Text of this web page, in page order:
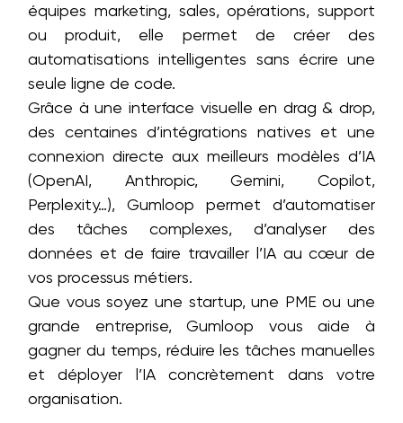
équipes marketing, sales, opérations, support
ou produit, elle permet de créer des
automatisations intelligentes sans écrire une
seule ligne de code.
Grâce à une interface visuelle en drag & drop,
des centaines d’intégrations natives et une
connexion directe aux meilleurs modèles d’IA
(OpenAI, Anthropic, Gemini, Copilot,
Perplexity…), Gumloop permet d’automatiser
des tâches complexes, d’analyser des
données et de faire travailler l’IA au cœur de
vos processus métiers.
Que vous soyez une startup, une PME ou une
grande entreprise, Gumloop vous aide à
gagner du temps, réduire les tâches manuelles
et déployer l’IA concrètement dans votre
organisation.